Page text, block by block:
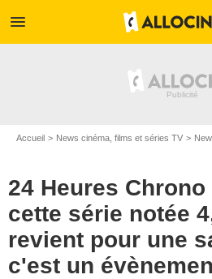
menu
Accueil News cinéma, films et séries TV
24 Heures Chrono
cette série notée
revient pour une
c'est un